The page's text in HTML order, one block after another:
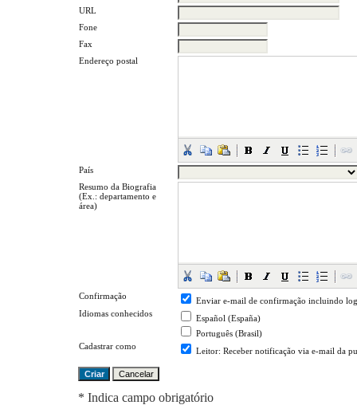
URL
Fone
Fax
Endereço postal
País
Resumo da Biografia
(Ex.: departamento e
área)
Confirmação
Enviar e-mail de confirmação incluindo
Idiomas conhecidos
Español (España)
Português (Brasil)
Cadastrar como
Leitor: Receber notificação via e-mail da
* Indica campo obrigatório